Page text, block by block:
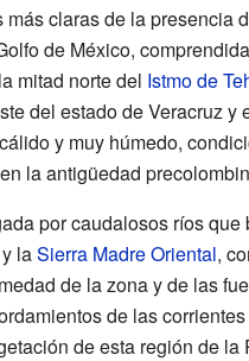
claras de la presencia
de México,
mitad norte del Istmo de
del estado de Veracruz y
y muy húmedo,
la antigüedad
por caudalosos ríos
laSierra Madre Oriental,
de la zona y de las
de las
de esta región de